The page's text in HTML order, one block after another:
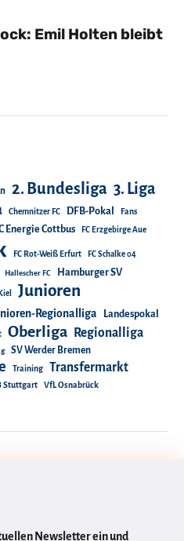
Newsletter ein und
Emil Holten bleibt
2. Bundesliga 3. Liga
Chemnitzer FC DFB-Pokal Fans
Energie Cottbus FC Erzgebirge Aue
FC Rot-Weiß Erfurt FC Schalke 04
Hallescher FC Hamburger SV
Junioren
Regionalliga
Landespokal
Oberliga Regionalliga
SV Werder Bremen
Training Transfermarkt
Stuttgart VfL Osnabrück